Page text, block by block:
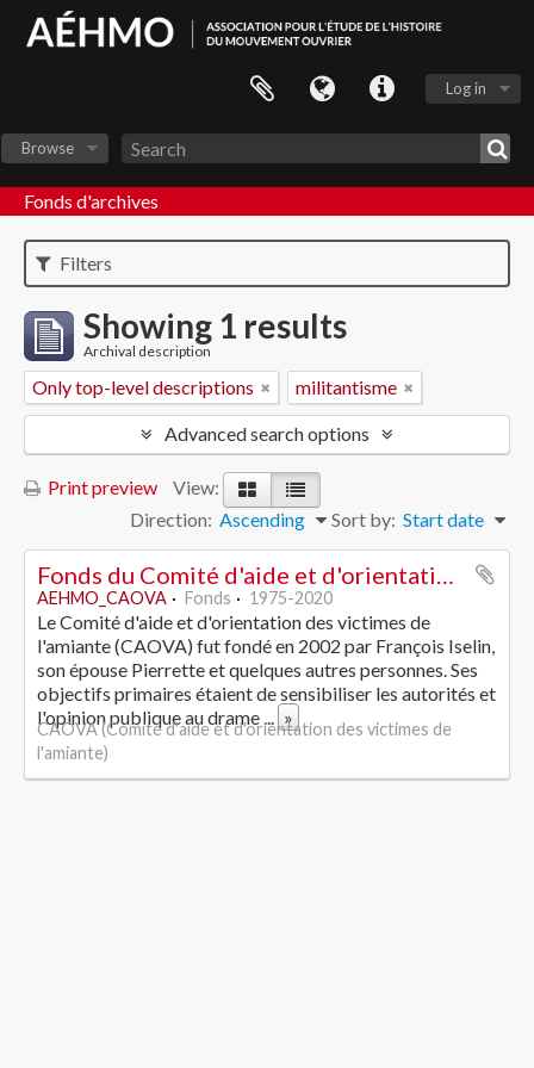
Log in
Browse
Fonds d'archives
Filters
Showing 1 results
Archival description
Only top-level descriptions militantisme
Advanced search options
Print preview
View:
Sort by: Start date
Direction: Ascending
Fonds du Comité d'aide et d'orientation des victimes de l'amiante
AEHMO_CAOVA Fonds 1975-2020
Le Comité d'aide et d'orientation des victimes de
l'amiante (CAOVA) fut fondé en 2002 par François Iselin,
son épouse Pierrette et quelques autres personnes. Ses
objectifs primaires étaient de sensibiliser les autorités et
l'opinion publique au drame... »
CAOVA (Comité d'aide et d'orientation des victimes de
l'amiante)